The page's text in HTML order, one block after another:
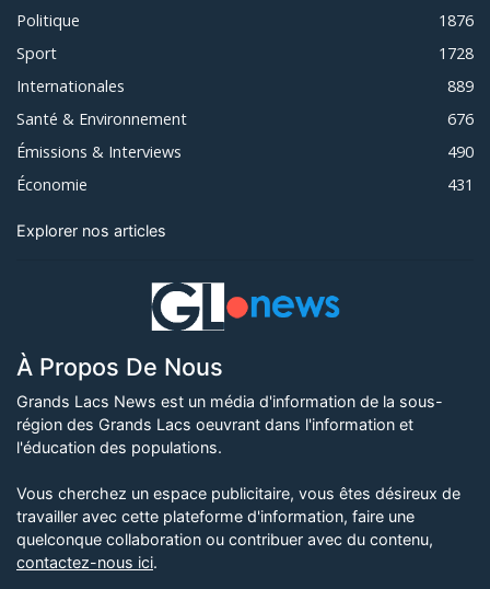
Politique
1876
Sport
1728
Internationales
889
Santé & Environnement
676
Émissions & Interviews
490
Économie
431
Explorer nos articles
À Propos De Nous
Grands Lacs News est un média d'information de la sous-
région des Grands Lacs oeuvrant dans l'information et
l'éducation des populations.
Vous cherchez un espace publicitaire, vous êtes désireux de
travailler avec cette plateforme d'information, faire une
quelconque collaboration ou contribuer avec du contenu,
contactez-nous ici.